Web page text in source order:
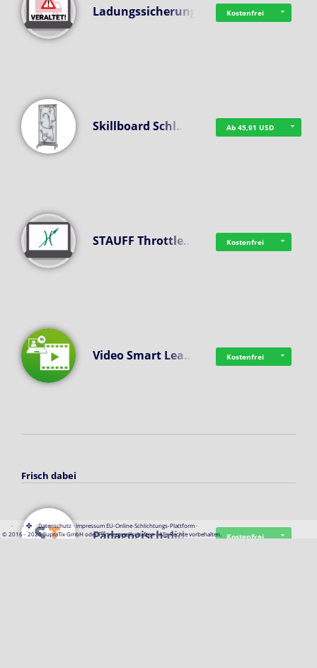
Ladungssicherung Kostenfrei
Skillboard Schl… Ab 45,91 USD
STAUFF Throttle… Kostenfrei
Video Smart Lea… Kostenfrei
Frisch dabei
Pädagogisch-did… Kostenfrei
· · ·Datenschutz·Impressum EU-Online-Schlichtungs-Plattform·
© 2016 - 2026 SupraTix GmbH oder Partnergesellschaften - Alle Rechte vorbehalten.